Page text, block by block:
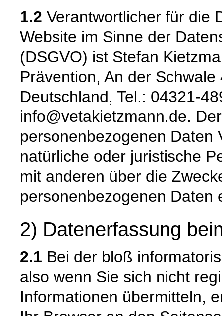
1.2 Verantwortlicher für die
Website im Sinne der
(DSGVO) ist Stefan
Prävention, An der
Deutschland, Tel.: 04321-
info@vetakietzmann.de.
personenbezogenen Daten
natürliche oder juristische
mit anderen über die
personenbezogenen Daten
2) Datenerfassung
2.1 Bei der bloß
also wenn Sie sich nicht
Informationen übermitteln,